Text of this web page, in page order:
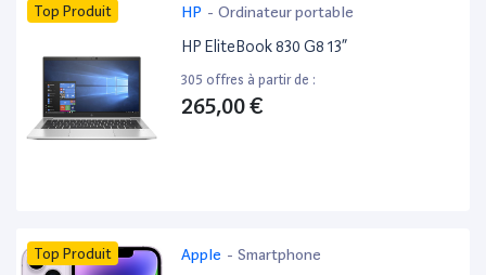
Top Produit HP - Ordinateur portable
HP EliteBook 830 G8 13”
305 offres à partir de :
265,00 €
Top Produit Apple - Smartphone